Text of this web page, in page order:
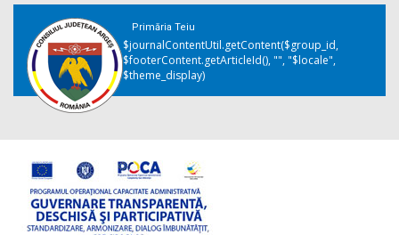
Primăria Teiu
$journalContentUtil.getContent($group_id,
$footerContent.getArticleId(), "", "$locale",
$theme_display)